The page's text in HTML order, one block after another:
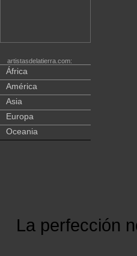
artistasdelatierra.com:
África
América
Asia
Europa
Oceania
La perfección